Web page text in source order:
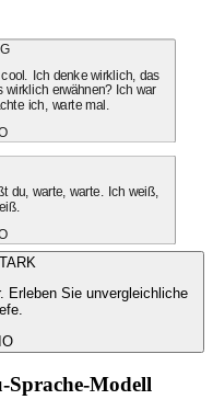
Ich denke wirklich, das
erwähnen? Ich war
ich, warte mal.
du, warte, warte. Ich weiß,
Erleben Sie unvergleichliche
Sprache-Modell